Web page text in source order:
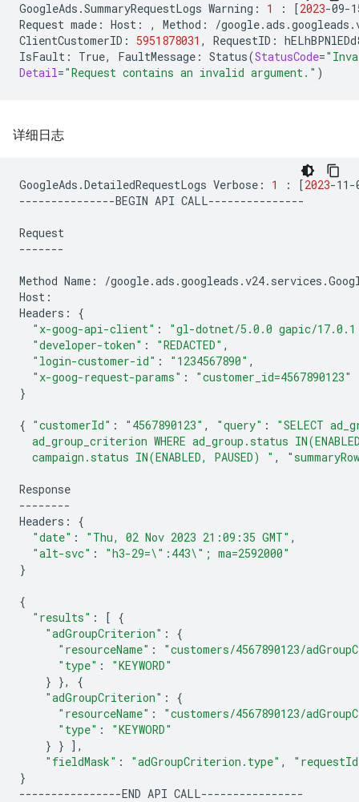
GoogleAds.SummaryRequestLogs Warning: 1 : [2023-09-
Request made: Host: , Method:
/
ClientCustomerID:
5951878031 , RequestID:
IsFault:
True, FaultMessage: Status(StatusCode=
Detail="Request contains an invalid argument." )
详细日志
GoogleAds.DetailedRequestLogs Verbose: 1 : [2023-11-
---------------BEGIN API CALL---------------
Request
-------
Method Name:
/
Host:
Headers:
{
"x-goog-api-client" :
"gl-dotnet/5.0.0 gapic/
"developer-token" : "REDACTED"
"login-customer-id" : "1234567890"
"x-goog-request-params" :
"customer_id=4567890123"
}
{ "customerId" : "4567890123" , "query" :
"SELECT
ad_group_criterion WHERE ad_group.status
  campaign.status IN(ENABLED, PAUSED) "
,
Response
--------
Headers:
{
"date" : "Thu, 02 Nov 2023 21:09:35 GMT"
"alt-svc" :
"h3-29=\":443\"; ma=2592000"
}
{
"results" : [ {
"adGroupCriterion" :
{
"resourceName" :
"customers/4567890123/
"type" :
"KEYWORD"
} },
{
"adGroupCriterion" :
{
"resourceName" :
"customers/4567890123/
"type" :
"KEYWORD"
} } ]
"fieldMask" : "adGroupCriterion.type" ,
}
----------------END API